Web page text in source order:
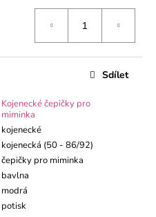
Kojenecké čepičky pro
miminka
kojenecké
kojenecká (50 - 86/92)
čepičky pro miminka
bavlna
modrá
potisk
Sdílet